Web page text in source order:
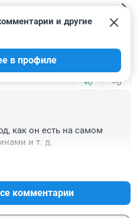
немного
+0 –0
и другие
в профиле
как он есть на самом
и т. д.
комментарии